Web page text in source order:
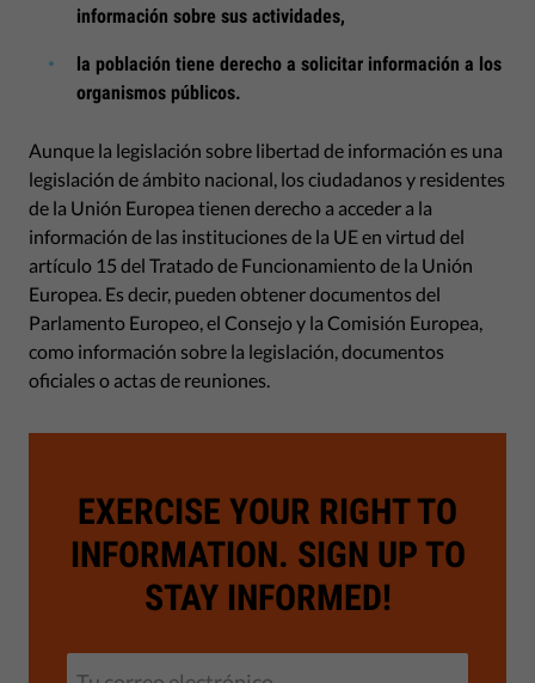
información sobre sus actividades,
la población tiene derecho a solicitar información a los
organismos públicos.
Aunque la legislación sobre libertad de información es una
legislación de ámbito nacional, los ciudadanos y residentes
de la Unión Europea tienen derecho a acceder a la
información de las instituciones de la UE en virtud del
artículo 15 del Tratado de Funcionamiento de la Unión
Europea. Es decir, pueden obtener documentos del
Parlamento Europeo, el Consejo y la Comisión Europea,
como información sobre la legislación, documentos
oficiales o actas de reuniones.
EXERCISE YOUR RIGHT TO
INFORMATION. SIGN UP TO
STAY INFORMED!